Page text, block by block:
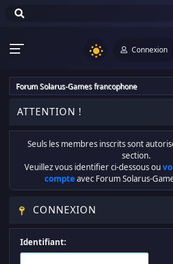
Connexion
Forum Solarus-Games francophone
ATTENTION !
Seuls les membres inscrits sont
section.
Veuillez vous identifier ci-dessous ou
compteavec Forum Solarus-
CONNEXION
Identifiant: